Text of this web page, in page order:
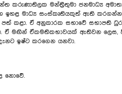
කරුණාතිලක මන්ත්‍රීතුමා ජනමාධ්‍ය
ඉහළ මාධ්‍ය සංස්කෘතියකුත් ඇති
කළා. ඒ අනුකාරක සභාවේ සභාපති
ඒ මඟින් ඒකමතිකභාවයක් ඇතිවන ලෙස,
ඉෂ්ට කරගෙන යනවා.
නොවේ.